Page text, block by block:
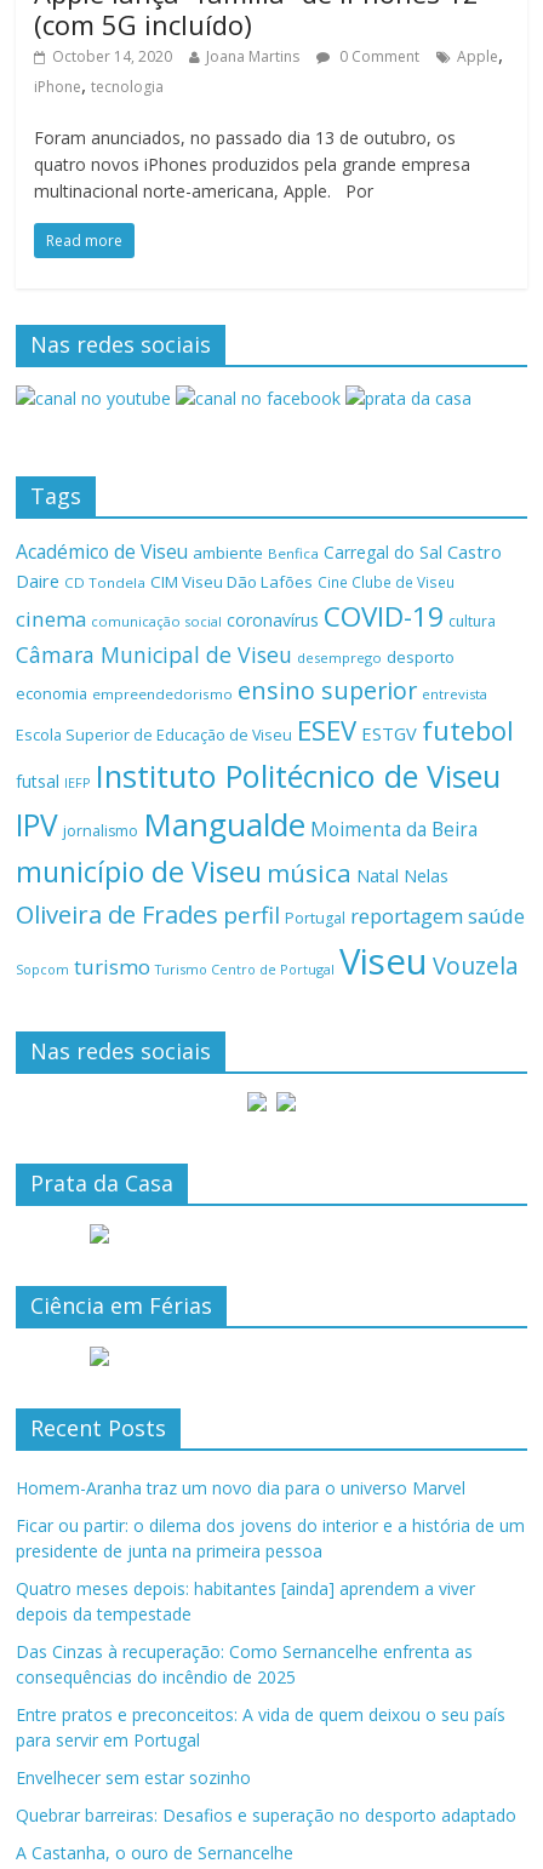
(com 5G incluído)
October 14, 2020 Joana Martins 0 Comment Apple,
iPhone,tecnologia
Foram anunciados, no passado dia 13 de outubro, os
quatro novos iPhones produzidos pela grande empresa
multinacional norte-americana, Apple. Por
Read more
Nas redes sociais
Tags
Académico de Viseu ambiente Benfica Carregal do Sal Castro
Daire CD Tondela CIM Viseu Dão Lafões Cine Clube de Viseu
cinema comunicação social coronavírus COVID-19 cultura
Câmara Municipal de Viseu desemprego desporto
economia empreendedorismo ensino superior entrevista
Escola Superior de Educação de Viseu ESEV ESTGV futebol
futsal IEFP Instituto Politécnico de Viseu
IPV jornalismo Mangualde Moimenta da Beira
município de Viseu música Natal Nelas
Oliveira de Frades perfil Portugal reportagemsaúde
Sopcom turismo Turismo Centro de Portugal Viseu Vouzela
Nas redes sociais
Prata da Casa
Ciência em Férias
Recent Posts
Homem-Aranha traz um novo dia para o universo Marvel
Ficar ou partir: o dilema dos jovens do interior e a história de um
presidente de junta na primeira pessoa
Quatro meses depois: habitantes [ainda] aprendem a viver
depois da tempestade
Das Cinzas à recuperação: Como Sernancelhe enfrenta as
consequências do incêndio de 2025
Entre pratos e preconceitos: A vida de quem deixou o seu país
para servir em Portugal
Envelhecer sem estar sozinho
Quebrar barreiras: Desafios e superação no desporto adaptado
A Castanha, o ouro de Sernancelhe